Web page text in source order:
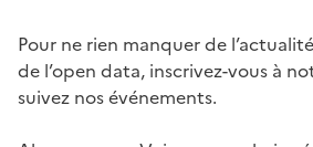
Pour ne rien manquer de
de l’open data, inscrivez-vous à
suivez nos événements.